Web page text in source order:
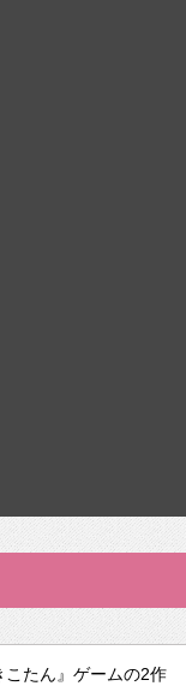
こたん』ゲームの2作